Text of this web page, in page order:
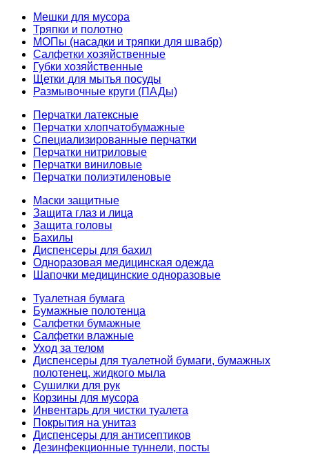
Мешки для мусора
Тряпки и полотно
МОПы (насадки и тряпки для швабр)
Салфетки хозяйственные
Губки хозяйственные
Щетки для мытья посуды
Размывочные круги (ПАДы)
Перчатки латексные
Перчатки хлопчатобумажные
Специализированные перчатки
Перчатки нитриловые
Перчатки виниловые
Перчатки полиэтиленовые
Маски защитные
Защита глаз и лица
Защита головы
Бахилы
Диспенсеры для бахил
Одноразовая медицинская одежда
Шапочки медицинские одноразовые
Туалетная бумага
Бумажные полотенца
Салфетки бумажные
Салфетки влажные
Уход за телом
Диспенсеры для туалетной бумаги, бумажных
полотенец, жидкого мыла
Сушилки для рук
Корзины для мусора
Инвентарь для чистки туалета
Покрытия на унитаз
Диспенсеры для антисептиков
Дезинфекционные туннели, посты